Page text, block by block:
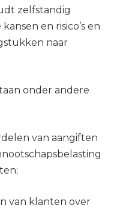
zelfstandig
en risico’s en
naar
onder andere
van aangiften
van klanten over